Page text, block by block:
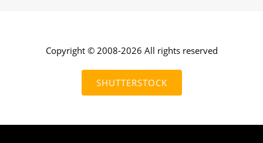
Copyright © 2008-2026 All rights reserved
SHUTTERSTOCK